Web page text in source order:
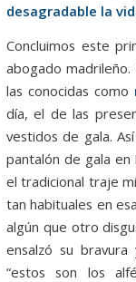
desagradable la
Concluimos este
abogado
las conocidas como
día, el de las
vestidos de gala.
pantalón de gala
el tradicional traje
tan habituales en
algún que otro
ensalzó su
“estos son los